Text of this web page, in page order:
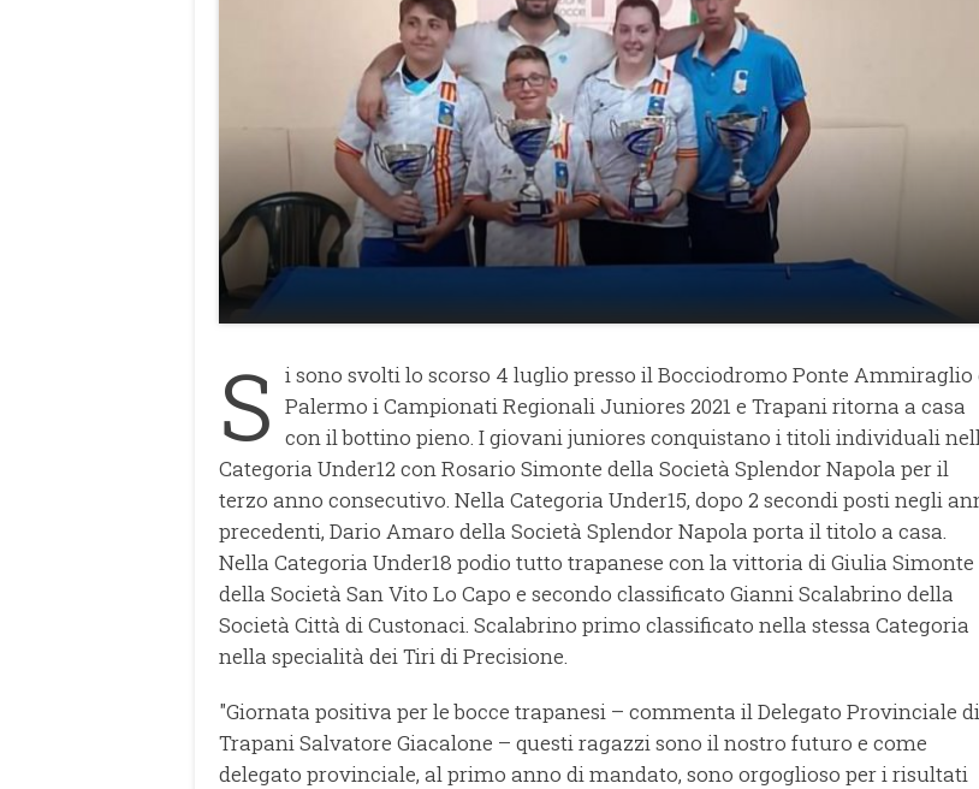
S i sono svolti lo scorso 4 luglio presso il Bocciodromo Ponte Ammiraglio
Palermo i Campionati Regionali Juniores 2021 e Trapani ritorna a casa
con il bottino pieno. I giovani juniores conquistano i titoli individuali
Categoria Under12 con Rosario Simonte della Società Splendor Napola per il
terzo anno consecutivo. Nella Categoria Under15, dopo 2 secondi posti negli
precedenti, Dario Amaro della Società Splendor Napola porta il titolo a casa.
Nella Categoria Under18 podio tutto trapanese con la vittoria di Giulia Simonte
della Società San Vito Lo Capo e secondo classificato Gianni Scalabrino della
Società Città di Custonaci. Scalabrino primo classificato nella stessa Categoria
nella specialità dei Tiri di Precisione.
"Giornata positiva per le bocce trapanesi – commenta il Delegato Provinciale di
Trapani Salvatore Giacalone – questi ragazzi sono il nostro futuro e come
delegato provinciale, al primo anno di mandato, sono orgoglioso per i risultati